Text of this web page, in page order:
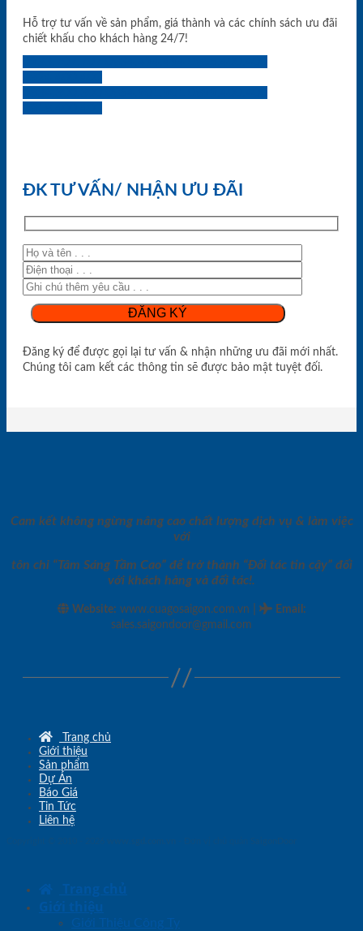
Hỗ trợ tư vấn về sản phẩm, giá thành và các chính sách ưu đãi
chiết khấu cho khách hàng 24/7!
ĐK TƯ VẤN/ NHẬN ƯU ĐÃI
Đăng ký để được gọi lại tư vấn & nhận những ưu đãi mới nhất.
Chúng tôi cam kết các thông tin sẽ được bảo mật tuyệt đối.
Cam kết không ngừng nâng cao chất lượng dịch vụ & làm việc
với
tôn chỉ “Tâm Sáng Tầm Cao” để trở thành “Đối tác tin cậy” đối
với khách hàng và đối tác!.
Website: www.cuagosaigon.com.vn Email :
sales.saigondoor@gmail.com
Trang chủ
Giới thiệu
Sản phẩm
Dự Án
Báo Giá
Tin Tức
Liên hệ
Trang chủ
Giới thiệu
Giới Thiệu Công Ty